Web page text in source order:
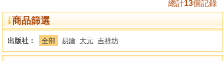
總計13個記錄
商品篩選
出版社： 全部 易鑰 大元 吉祥坊